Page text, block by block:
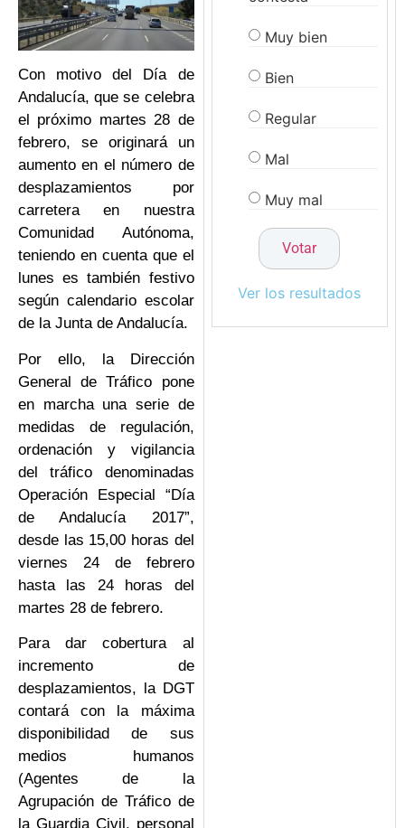
Con motivo del Día de
Andalucía, que se celebra
el próximo martes 28 de
febrero, se originará un
aumento en el número de
desplazamientos por
carretera en nuestra
Comunidad Autónoma,
teniendo en cuenta que el
lunes es también festivo
según calendario escolar
de la Junta de Andalucía.
Por ello, la Dirección
General de Tráfico pone
en marcha una serie de
medidas de regulación,
ordenación y vigilancia
del tráfico denominadas
Operación Especial “Día
de Andalucía 2017”,
desde las 15,00 horas del
viernes 24 de febrero
hasta las 24 horas del
martes 28 de febrero.
Para dar cobertura al
incremento de
desplazamientos, la DGT
contará con la máxima
disponibilidad de sus
medios humanos
(Agentes de la
Agrupación de Tráfico de
la Guardia Civil, personal
Muy bien
Bien
Regular
Mal
Muy mal
Ver los resultados